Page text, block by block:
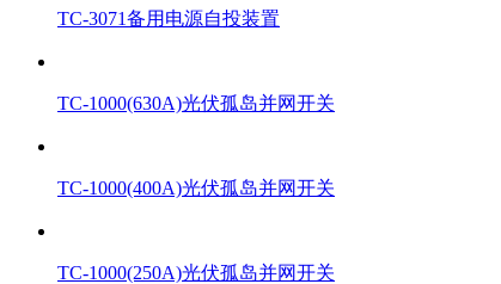
TC-3071备用电源自投装置
TC-1000(630A)光伏孤岛并网开关
TC-1000(400A)光伏孤岛并网开关
TC-1000(250A)光伏孤岛并网开关